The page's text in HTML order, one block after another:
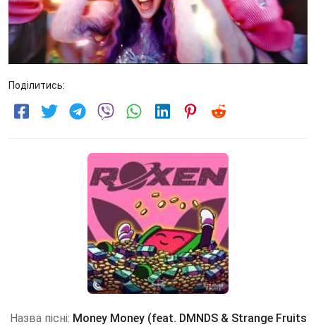
Поділитись:
Назва пісні: Money Money (feat. DMNDS & Strange Fruits